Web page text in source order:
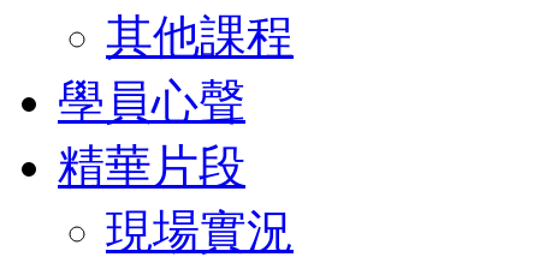
其他課程
學員心聲
精華片段
現場實況